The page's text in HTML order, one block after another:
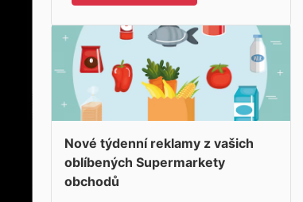
Nové týdenní reklamy z vašich
oblíbených Supermarkety
obchodů